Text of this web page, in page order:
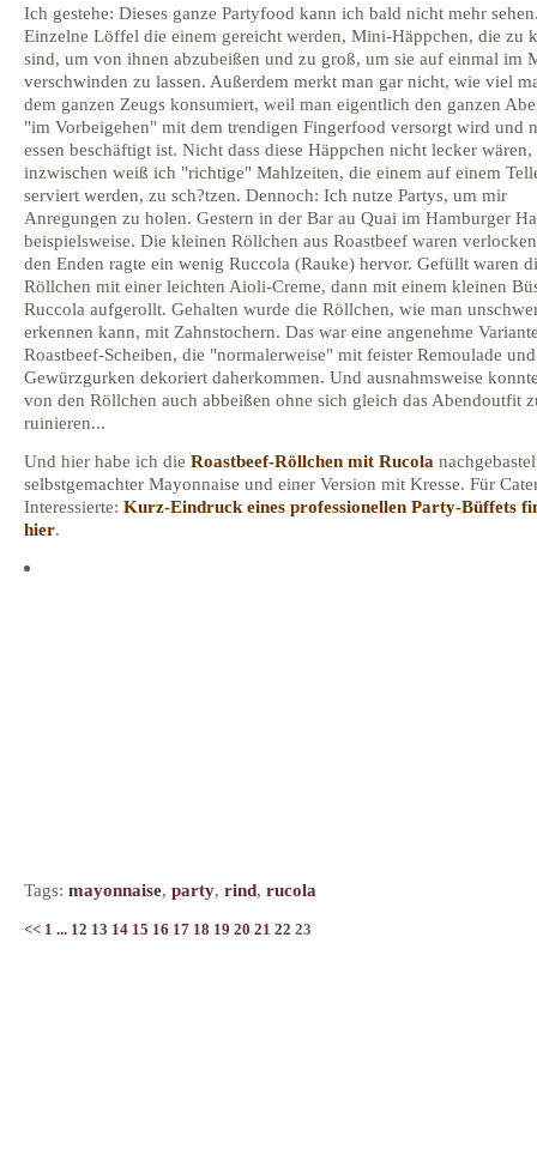
Ich gestehe: Dieses ganze Partyfood kann ich bald nicht mehr
Einzelne Löffel die einem gereicht werden, Mini-Häppchen, die zu
sind, um von ihnen abzubeißen und zu groß, um sie auf einmal im
verschwinden zu lassen. Außerdem merkt man gar nicht, wie viel
dem ganzen Zeugs konsumiert, weil man eigentlich den ganzen
"im Vorbeigehen" mit dem trendigen Fingerfood versorgt wird und
essen beschäftigt ist. Nicht dass diese Häppchen nicht lecker wären,
inzwischen weiß ich "richtige" Mahlzeiten, die einem auf einem
serviert werden, zu sch?tzen. Dennoch: Ich nutze Partys, um mir
Anregungen zu holen. Gestern in der Bar au Quai im Hamburger
beispielsweise. Die kleinen Röllchen aus Roastbeef waren
den Enden ragte ein wenig Ruccola (Rauke) hervor. Gefüllt waren
Röllchen mit einer leichten Aioli-Creme, dann mit einem kleinen
Ruccola aufgerollt. Gehalten wurde die Röllchen, wie man
erkennen kann, mit Zahnstochern. Das war eine angenehme
Roastbeef-Scheiben, die "normalerweise" mit feister Remoulade und
Gewürzgurken dekoriert daherkommen. Und ausnahmsweise
von den Röllchen auch abbeißen ohne sich gleich das Abendoutfit
ruinieren...
Und hier habe ich die Roastbeef-Röllchen mit Rucola
selbstgemachter Mayonnaise und einer Version mit Kresse. Für
Interessierte: Kurz-Eindruck eines professionellen Party-Büffets
hier.
Tags: mayonnaise, party, rind, rucola
<< 1 ... 12 13 14 15 16 17 18 19 20 21 22 23